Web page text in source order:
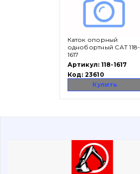
Фильтры и смазочные материалы
Ножи, режущие кромки
Каток опорный
однобортный CAT 118-
1617
Артикул: 118-1617
Код: 23610
Купить